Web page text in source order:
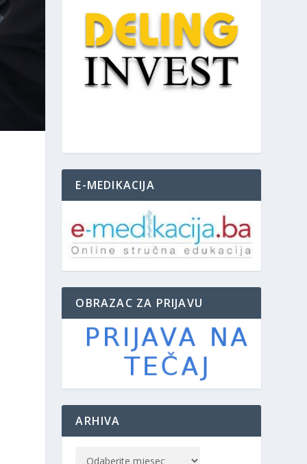
E-MEDIKACIJA
OBRAZAC ZA PRIJAVU
ARHIVA